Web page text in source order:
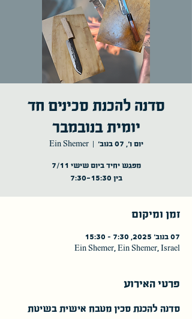
סדנה להכנת סכינים חד
יומית בנובמבר
יום ו׳, 07 בנוב׳
  |
Ein Shemer
בין 7:30-15:30
זמן ומיקום
07 בנוב׳ 2025, 7:30 – 15:30
Ein Shemer, Ein Shemer, Israel
פרטי האירוע
סדנה להכנת סכין מטבח אישית בשיטת